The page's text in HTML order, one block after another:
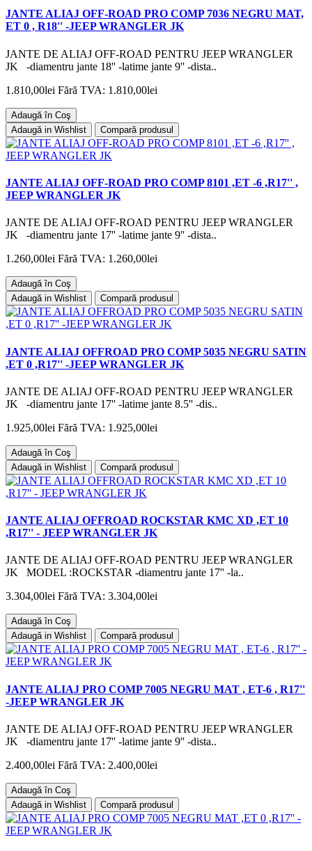
JANTE ALIAJ OFF-ROAD PRO COMP 7036 NEGRU MAT,
ET 0 , R18'' -JEEP WRANGLER JK
JANTE DE ALIAJ OFF-ROAD PENTRU JEEP WRANGLER
JK -diamentru jante 18'' -latime jante 9'' -dista..
1.810,00lei Fără TVA: 1.810,00lei
Adaugă în Coş
Adaugă in Wishlist
Compară produsul
JANTE ALIAJ OFF-ROAD PRO COMP 8101 ,ET -6 ,R17'' ,
JEEP WRANGLER JK
JANTE DE ALIAJ OFF-ROAD PENTRU JEEP WRANGLER
JK -diamentru jante 17'' -latime jante 9'' -dista..
1.260,00lei Fără TVA: 1.260,00lei
Adaugă în Coş
Adaugă in Wishlist
Compară produsul
JANTE ALIAJ OFFROAD PRO COMP 5035 NEGRU SATIN
,ET 0 ,R17'' -JEEP WRANGLER JK
JANTE DE ALIAJ OFF-ROAD PENTRU JEEP WRANGLER
JK -diamentru jante 17'' -latime jante 8.5'' -dis..
1.925,00lei Fără TVA: 1.925,00lei
Adaugă în Coş
Adaugă in Wishlist
Compară produsul
JANTE ALIAJ OFFROAD ROCKSTAR KMC XD ,ET 10
,R17'' - JEEP WRANGLER JK
JANTE DE ALIAJ OFF-ROAD PENTRU JEEP WRANGLER
JK MODEL :ROCKSTAR -diamentru jante 17'' -la..
3.304,00lei Fără TVA: 3.304,00lei
Adaugă în Coş
Adaugă in Wishlist
Compară produsul
JANTE ALIAJ PRO COMP 7005 NEGRU MAT , ET-6 , R17''
-JEEP WRANGLER JK
JANTE DE ALIAJ OFF-ROAD PENTRU JEEP WRANGLER
JK -diamentru jante 17'' -latime jante 9'' -dista..
2.400,00lei Fără TVA: 2.400,00lei
Adaugă în Coş
Adaugă in Wishlist
Compară produsul